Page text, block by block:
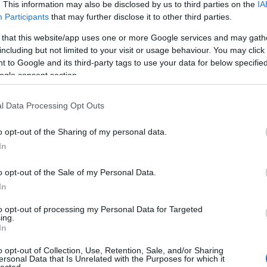
This information may also be disclosed by us to third parties on the
Participants that may further disclose it to other third parties.
that this website/app uses one or more Google services and may
but not limited to your visit or usage behaviour. You may
to Google and its third-party tags to use your data for below
consent section.
Data Processing Opt Outs
opt-out of the Sharing of my personal data.
opt-out of the Sale of my Personal Data.
opt-out of processing my Personal Data for Targeted
opt-out of Collection, Use, Retention, Sale, and/or Sharing
Data that Is Unrelated with the Purposes for which it
komment
fantasy hadsereg jedi nyomozás klónok
Star
Hayden Christensen Jedi Rend Sith összeesküvés-
rangsora Tenebra szerint, 1.
kíváncsian várja függetlenül attól, szeretik-e a Star
sokszor megírtuk, megírták, J. J. Abramsnek és a
1968